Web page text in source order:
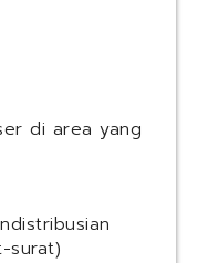
di area yang
surat)